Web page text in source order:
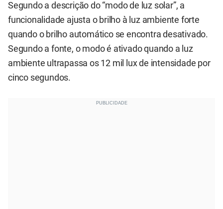
Segundo a descrição do “modo de luz solar”, a
funcionalidade ajusta o brilho à luz ambiente forte
quando o brilho automático se encontra desativado.
Segundo a fonte, o modo é ativado quando a luz
ambiente ultrapassa os 12 mil lux de intensidade por
cinco segundos.